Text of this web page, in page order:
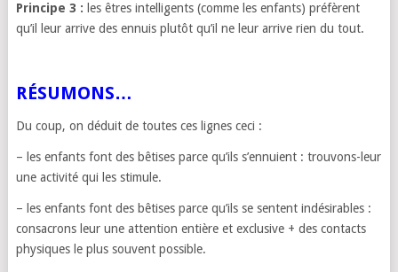
Principe 3 : les êtres intelligents (comme les enfants) préfèrent
qu’il leur arrive des ennuis plutôt qu’il ne leur arrive rien du tout.
RÉSUMONS…
Du coup, on déduit de toutes ces lignes ceci :
– les enfants font des bêtises parce qu’ils s’ennuient : trouvons-leur
une activité qui les stimule.
– les enfants font des bêtises parce qu’ils se sentent indésirables :
consacrons leur une attention entière et exclusive + des contacts
physiques le plus souvent possible.